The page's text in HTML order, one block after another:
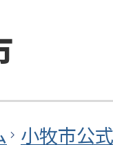
小牧市公